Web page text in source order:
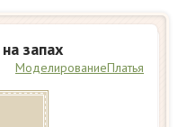
запах
МоделированиеПлатья